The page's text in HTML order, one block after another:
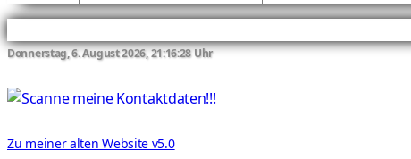
Donnerstag, 6. August 2026, 21:16:28 Uhr
Zu meiner alten Website v5.0